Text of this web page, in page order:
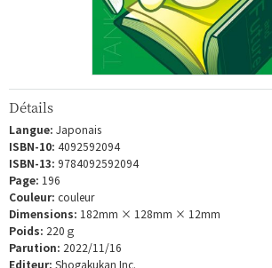
Détails
Langue: Japonais
ISBN-10: 4092592094
ISBN-13: 9784092592094
Page: 196
Couleur: couleur
Dimensions: 182mm × 128mm × 12mm
Poids: 220ｇ
Parution: 2022/11/16
Editeur: Shogakukan Inc.